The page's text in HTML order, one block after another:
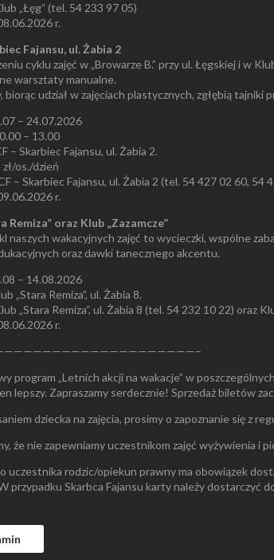
„Łęg” (tel. 54 233 97 05)
r.
Fajansu, ul. Żabia 2
cyklu zajęć w „Browarze B.” przy ul. Łęgskiej i w
warsztaty manualne.
biorąc udział w zajęciach plastycznych, zgłębią
– 24.07.2026
– 13.00
– Skarbiec Fajansu, ul. Żabia 2.
os./dzień
– Skarbiec Fajansu, ul. Żabia 2 (tel. 54 427 02 60, 54
r.
Remiza” oraz Klub „Zazamcze”
naszych wakacyjnych zajęć to wycieczki, wspólne
oraz dawki tanecznego akcentu.
– 14.08.2026
„Stara Remiza”, ul. Żabia 8.
„Stara Remiza”, ul. Żabia 8 (tel. 54 232 10 22) oraz
r.
program „Letnich akcji na wakacje” w
lepszy. Zapraszamy serdecznie! Sprzedaż biletów
dziecka na zajęcia, prosimy o zapoznanie się z
że nie zapewniamy uczestnikom zajęć wyżywienia i
uczestnika rodzic/opiekun prawny ma obowiązek
przypadku Skarbca Fajansu karty należy dostarczyć